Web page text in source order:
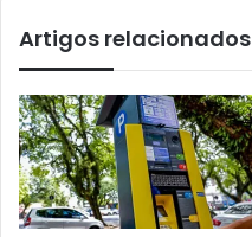
Artigos relacionados